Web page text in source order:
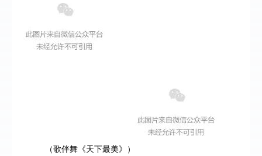
（歌伴舞《天下最美》）